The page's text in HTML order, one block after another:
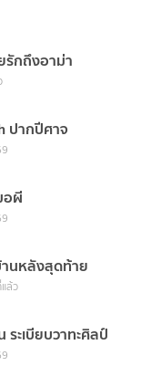
รักถึงอาม่า
ปากปีศาจ
อผี
านหลังสุดท้าย
ล้ว
ระเบียบวาทะศิลป์